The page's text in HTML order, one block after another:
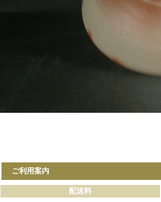
ご利用案内
配送料